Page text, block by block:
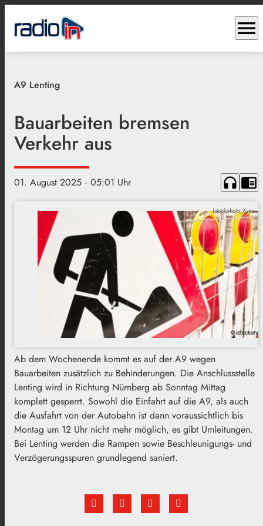
menu
A9 Lenting
Bauarbeiten bremsen
Verkehr aus
01. August 2025 · 05:01 Uhr headphones chrome_reader_mode
istockphoto_Xyno
Ab dem Wochenende kommt es auf der A9 wegen
Bauarbeiten zusätzlich zu Behinderungen. Die Anschlussstelle
Lenting wird in Richtung Nürnberg ab Sonntag Mittag
komplett gesperrt. Sowohl die Einfahrt auf die A9, als auch
die Ausfahrt von der Autobahn ist dann voraussichtlich bis
Montag um 12 Uhr nicht mehr möglich, es gibt Umleitungen.
Bei Lenting werden die Rampen sowie Beschleunigungs- und
Verzögerungsspuren grundlegend saniert.